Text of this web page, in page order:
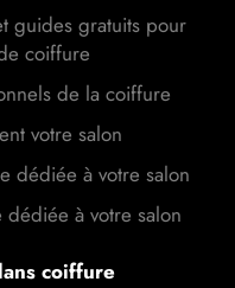
guides gratuits pour
coiffure
de la coiffure
votre salon
dédiée à votre salon
à votre salon
coiffure